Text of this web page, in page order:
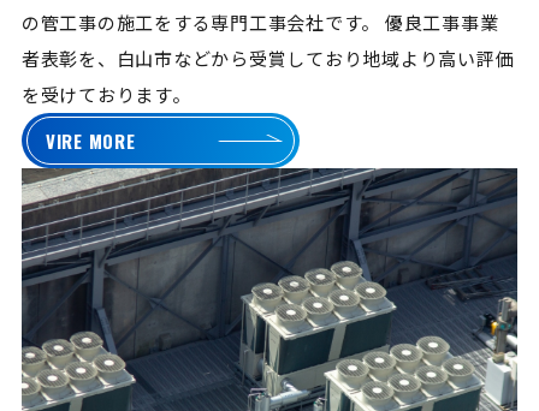
の管工事の施工をする専門工事会社です。
優良工事事業
者表彰を、白山市などから受賞しており地域より高い評価
を受けております。
VIRE MORE